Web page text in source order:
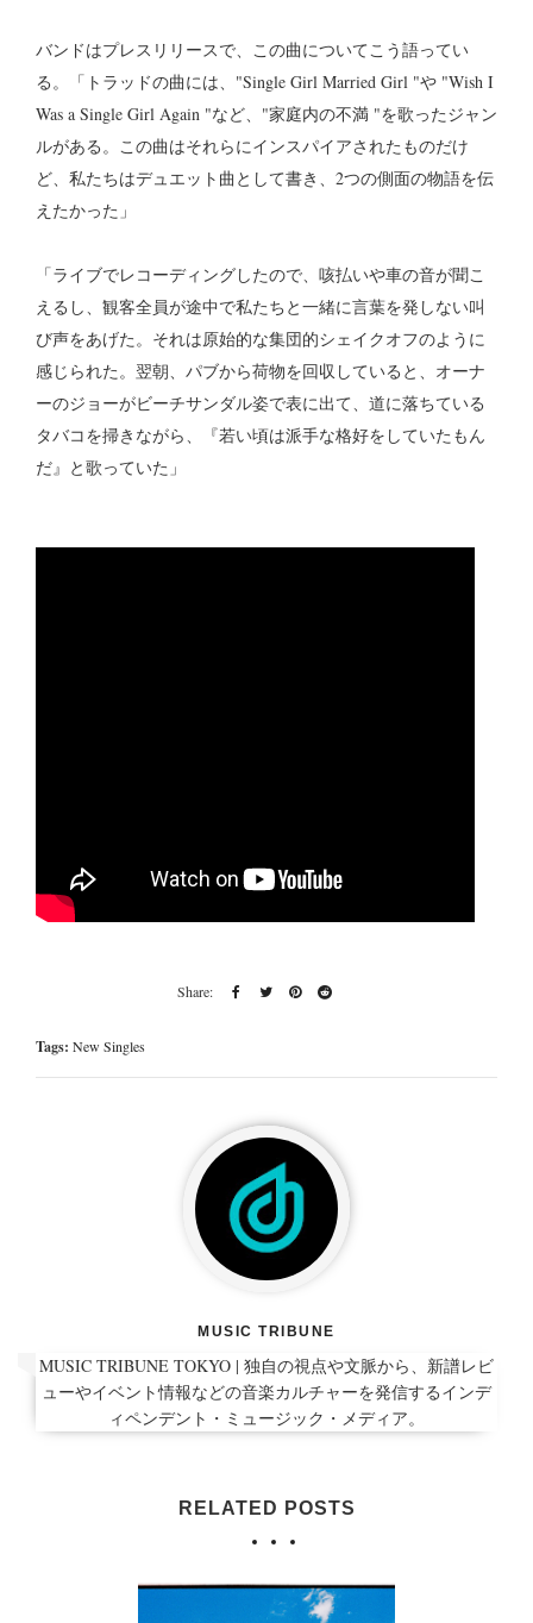
バンドはプレスリリースで、この曲についてこう語ってい
る。「トラッドの曲には、"Single Girl Married Girl "や "Wish I
Was a Single Girl Again "など、"家庭内の不満 "を歌ったジャン
ルがある。この曲はそれらにインスパイアされたものだけ
ど、私たちはデュエット曲として書き、2つの側面の物語を伝
えたかった」
「ライブでレコーディングしたので、咳払いや車の音が聞こ
えるし、観客全員が途中で私たちと一緒に言葉を発しない叫
び声をあげた。それは原始的な集団的シェイクオフのように
感じられた。翌朝、パブから荷物を回収していると、オーナ
ーのジョーがビーチサンダル姿で表に出て、道に落ちている
タバコを掃きながら、『若い頃は派手な格好をしていたもん
だ』と歌っていた」
Tags: New Singles
MUSIC TRIBUNE
MUSIC TRIBUNE TOKYO | 独自の視点や文脈から、新譜レビ
ューやイベント情報などの音楽カルチャーを発信するインデ
ィペンデント・ミュージック・メディア。
RELATED POSTS